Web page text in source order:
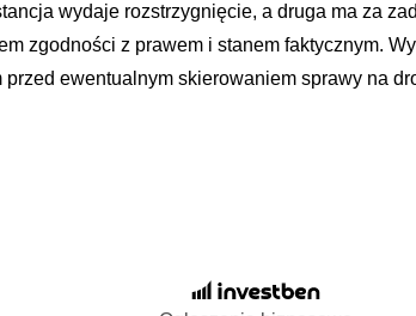
wydaje rozstrzygnięcie, a druga ma za
zgodności z prawem i stanem faktycznym.
przed ewentualnym skierowaniem sprawy na